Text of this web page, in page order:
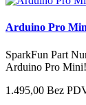
Arduino Pro
SparkFun Part
Arduino Pro
1.495,00 Bez